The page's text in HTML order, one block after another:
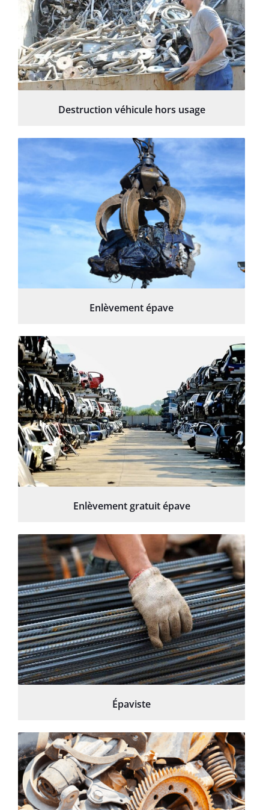
Destruction véhicule hors usage
Enlèvement épave
Enlèvement gratuit épave
Épaviste